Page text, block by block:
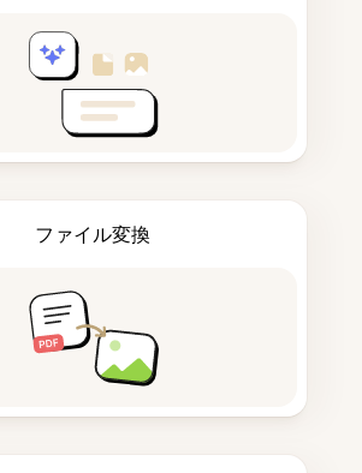
ファイル変換